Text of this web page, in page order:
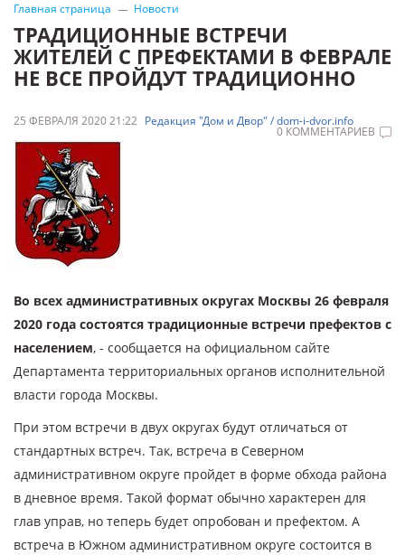
Главная страница Новости
ТРАДИЦИОННЫЕ ВСТРЕЧИ
ЖИТЕЛЕЙ С ПРЕФЕКТАМИ В ФЕВРАЛЕ
НЕ ВСЕ ПРОЙДУТ ТРАДИЦИОННО
25 ФЕВРАЛЯ 2020 21:22 Редакция "Дом и Двор" / dom-i-dvor.info
0 КОММЕНТАРИЕВ
Во всех административных округах Москвы 26 февраля
2020 года состоятся традиционные встречи префектов с
населением, - сообщается на официальном сайте
Департамента территориальных органов исполнительной
власти города Москвы.
При этом встречи в двух округах будут отличаться от
стандартных встреч. Так, встреча в Северном
административном округе пройдет в форме обхода района
в дневное время. Такой формат обычно характерен для
глав управ, но теперь будет опробован и префектом. А
встреча в Южном административном округе состоится в